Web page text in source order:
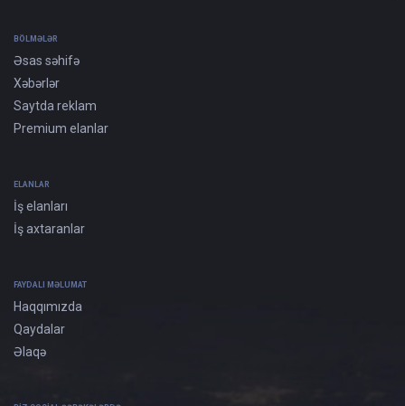
BÖLMƏLƏR
Əsas səhifə
Xəbərlər
Saytda reklam
Premium elanlar
ELANLAR
İş elanları
İş axtaranlar
FAYDALI MƏLUMAT
Haqqımızda
Qaydalar
Əlaqə